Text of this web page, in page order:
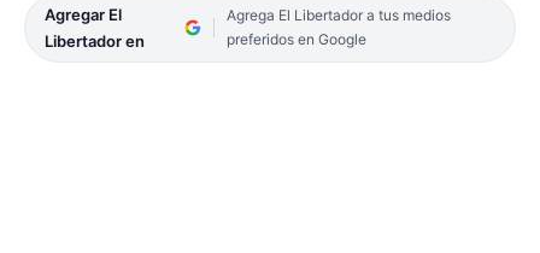
Agregar El
Libertador en
Agrega El Libertador a tus medios
preferidos en Google